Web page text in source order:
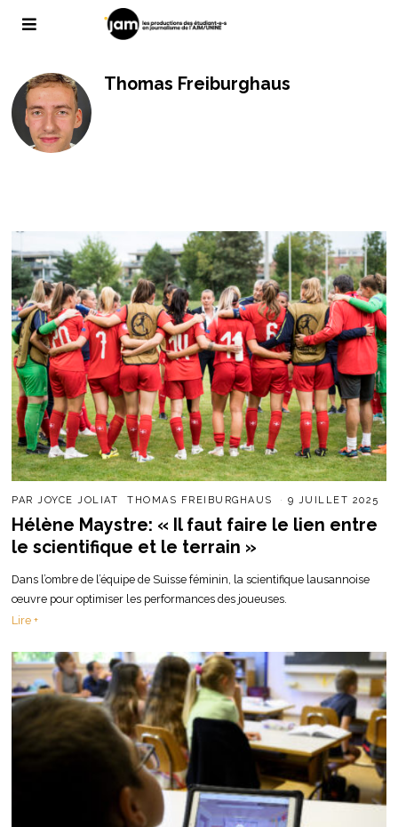
Thomas Freiburghaus
PARJOYCE JOLIAT THOMAS FREIBURGHAUS 9 JUILLET 2025
Hélène Maystre: « Il faut faire le lien entre
le scientifique et le terrain »
Dans l’ombre de l’équipe de Suisse féminin, la scientifique lausannoise
œuvre pour optimiser les performances des joueuses.
Lire +